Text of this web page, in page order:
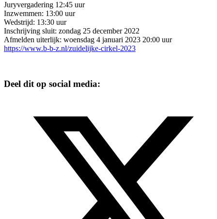
Juryvergadering 12:45 uur
Inzwemmen: 13:00 uur
Wedstrijd: 13:30 uur
Inschrijving sluit: zondag 25 december 2022
Afmelden uiterlijk: woensdag 4 januari 2023 20:00 uur
https://www.b-b-z.nl/zuidelijke-cirkel-2023
Deel dit op social media: